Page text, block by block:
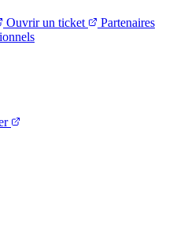
Ouvrir un ticket
Partenaires